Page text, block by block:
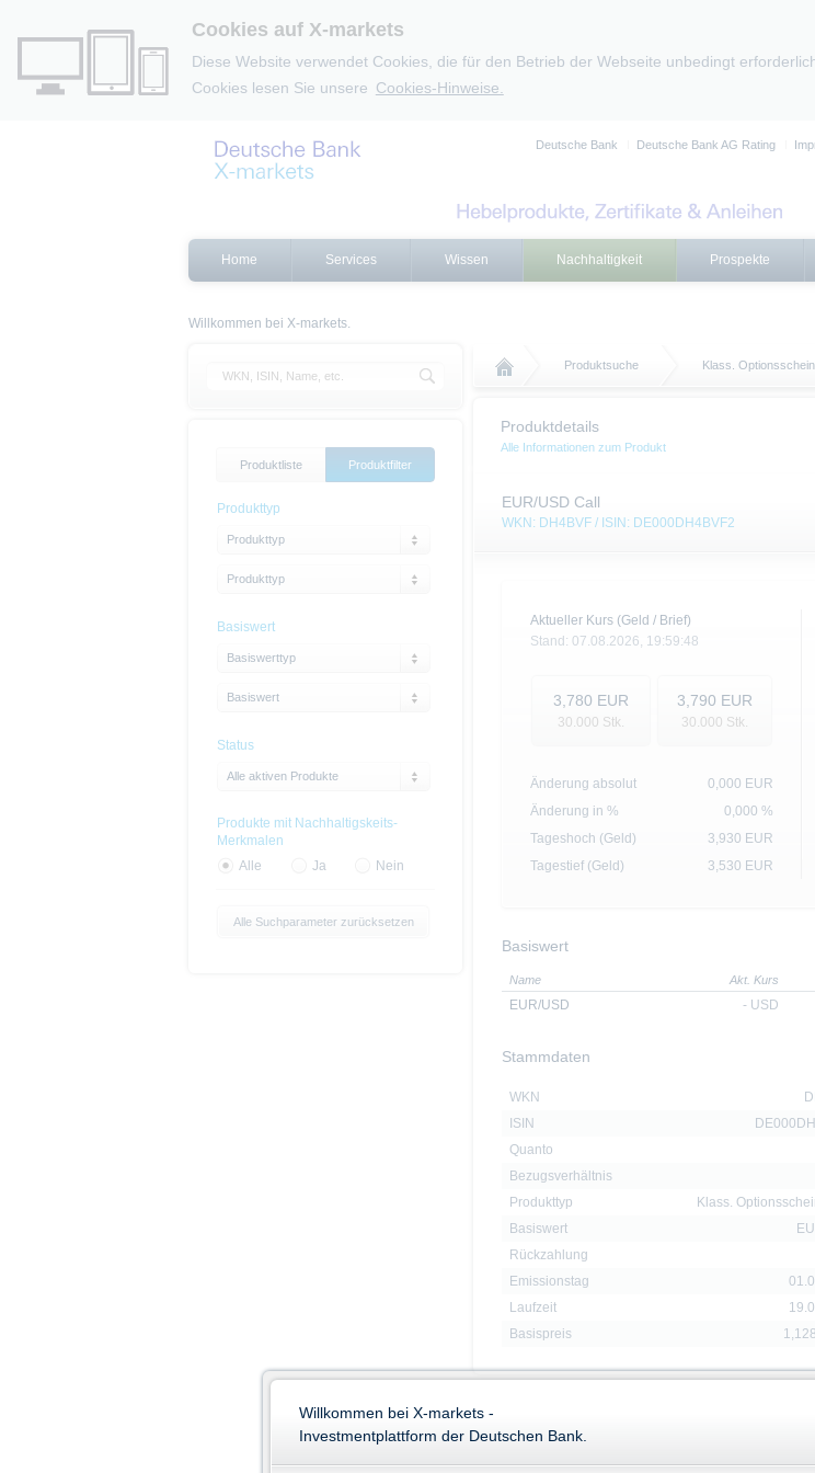
Cookies auf X-markets
Diese Website verwendet Cookies, die für den Betrieb der Webseite unbedingt
Cookies lesen Sie unsere Cookies-Hinweise.
Deutsche Bank Deutsche Bank AG Rating
Home Services Wissen Nachhaltigkeit Prospekte
Willkommen bei X-markets.
Produktsuche Klass.
Produktdetails
Alle Informationen zum Produkt
EUR/USD Call
WKN: DH4BVF / ISIN: DE000DH4BVF2
Aktueller Kurs (Geld / Brief)
Stand: 07.08.2026, 19:59:48
3,780 EUR
30.000 Stk.
3,790 EUR
30.000 Stk.
Änderung absolut 0,000 EUR
Änderung in %
0,000 %
Tageshoch (Geld)
3,930 EUR
Tagestief (Geld)
3,530 EUR
Basiswert
Name Akt. Kurs
EUR/USD - USD
Stammdaten
WKN
ISIN
Quanto
Bezugsverhältnis
Produkttyp
Klass.
Basiswert
Rückzahlung
Emissionstag
Laufzeit
Basispreis
Produktliste Produktfilter
Produkttyp
Produkttyp
Produkttyp
Basiswert
Basiswerttyp
Basiswert
Status
Alle aktiven Produkte
Produkte mit Nachhaltigskeits-
Merkmalen
Alle
Ja Nein
Alle Suchparameter zurücksetzen
Willkommen bei X-markets -
Investmentplattform der Deutschen Bank.